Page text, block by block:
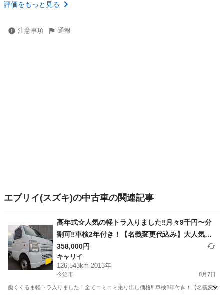
評価をもっと見る
注意事項 通報
エブリイ(スズキ)の中古車の関連記事
高年式☆人気の軽トラ入りました‼️月々9千円〜分
割可‼️車検2年付き！【名義変更代込み】大人気☆
スズキ キャリイトラック☆エアコン☆パワステ☆
ドラレコ☆実用性がバツグン！事故修復歴無し
☆！そのまま乗って帰れます
358,000円
キャリイ
126,543km 2013年
今治市 8月7日
働くくるま軽トラ入りました！全てコミコミ乗り出し価格‼️ 車検2年付き！【名義